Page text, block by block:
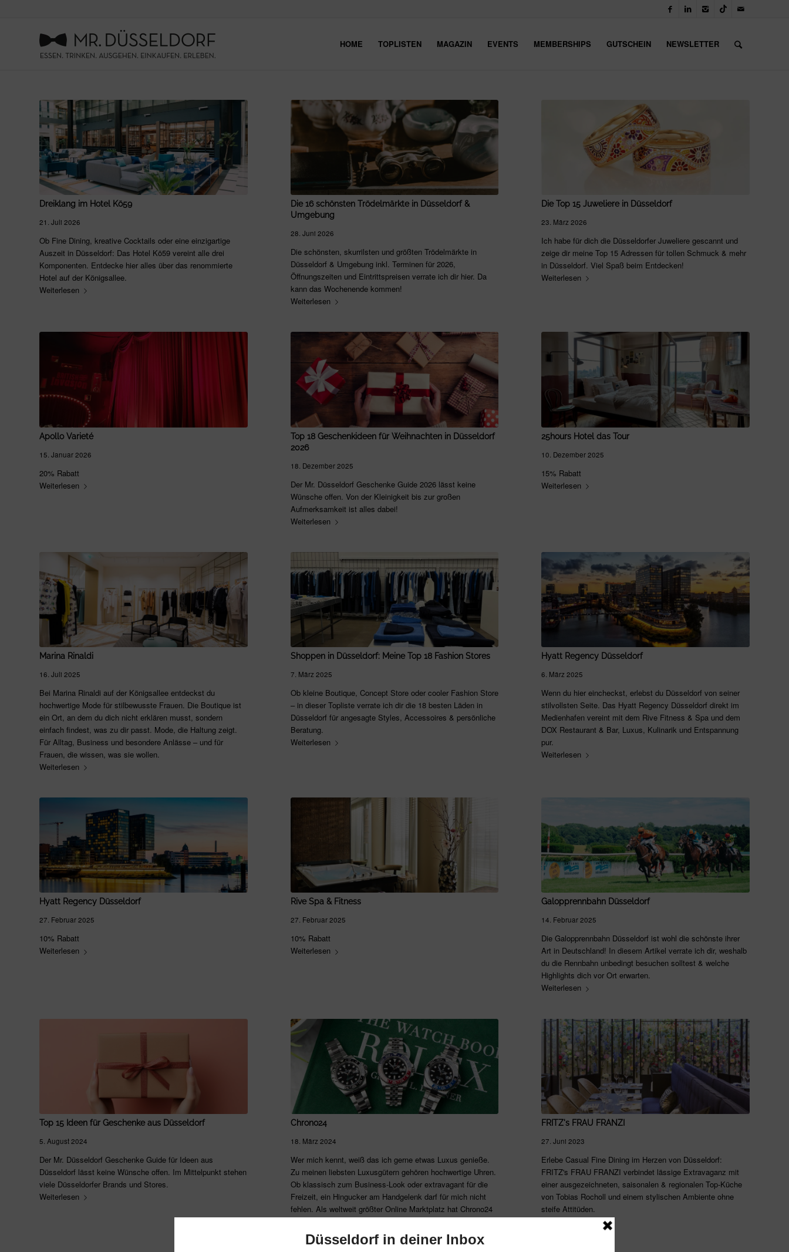
HOME TOPLISTEN MAGAZIN EVENTS MEMBERSHIPS GUTSCHEIN NEWSLETTER
Dreiklang im Hotel Kö59
21. Juli 2026
Ob Fine Dining, kreative Cocktails oder eine einzigartige
Auszeit in Düsseldorf: Das Hotel Kö59 vereint alle drei
Komponenten. Entdecke hier alles über das renommierte
Hotel auf der Königsallee.
Weiterlesen
Die 16 schönsten Trödelmärkte in Düsseldorf &
Umgebung
28. Juni 2026
Die schönsten, skurrilsten und größten Trödelmärkte in
Düsseldorf & Umgebung inkl. Terminen für 2026,
Öffnungszeiten und Eintrittspreisen verrate ich dir hier. Da
kann das Wochenende kommen!
Weiterlesen
Die Top 15 Juweliere in Düsseldorf
23. März 2026
Ich habe für dich die Düsseldorfer Juweliere gescannt und
zeige dir meine Top 15 Adressen für tollen Schmuck & mehr
in Düsseldorf. Viel Spaß beim Entdecken!
Weiterlesen
Apollo Varieté
15. Januar 2026
20% Rabatt
Weiterlesen
Top 18 Geschenkideen für Weihnachten in Düsseldorf
2026
18. Dezember 2025
Der Mr. Düsseldorf Geschenke Guide 2026 lässt keine
Wünsche offen. Von der Kleinigkeit bis zur großen
Aufmerksamkeit ist alles dabei!
Weiterlesen
25hours Hotel das Tour
10. Dezember 2025
15% Rabatt
Weiterlesen
Marina Rinaldi
16. Juli 2025
Bei Marina Rinaldi auf der Königsallee entdeckst du
hochwertige Mode für stilbewusste Frauen. Die Boutique ist
ein Ort, an dem du dich nicht erklären musst, sondern
einfach findest, was zu dir passt. Mode, die Haltung zeigt.
Für Alltag, Business und besondere Anlässe – und für
Frauen, die wissen, was sie wollen.
Weiterlesen
Shoppen in Düsseldorf: Meine Top 18 Fashion Stores
7. März 2025
Ob kleine Boutique, Concept Store oder cooler Fashion Store
– in dieser Topliste verrate ich dir die 18 besten Läden in
Düsseldorf für angesagte Styles, Accessoires & persönliche
Beratung.
Weiterlesen
Hyatt Regency Düsseldorf
6. März 2025
Wenn du hier eincheckst, erlebst du Düsseldorf von seiner
stilvollsten Seite. Das Hyatt Regency Düsseldorf direkt im
Medienhafen vereint mit dem Rive Fitness & Spa und dem
DOX Restaurant & Bar, Luxus, Kulinarik und Entspannung
pur.
Weiterlesen
Hyatt Regency Düsseldorf
27. Februar 2025
10% Rabatt
Weiterlesen
Rive Spa & Fitness
27. Februar 2025
10% Rabatt
Weiterlesen
Galopprennbahn Düsseldorf
14. Februar 2025
Die Galopprennbahn Düsseldorf ist wohl die schönste ihrer
Art in Deutschland! In diesem Artikel verrate ich dir, weshalb
du die Rennbahn unbedingt besuchen solltest & welche
Highlights dich vor Ort erwarten.
Weiterlesen
Top 15 Ideen für Geschenke aus Düsseldorf
5. August 2024
Der Mr. Düsseldorf Geschenke Guide für Ideen aus
Düsseldorf lässt keine Wünsche offen. Im Mittelpunkt stehen
viele Düsseldorfer Brands und Stores.
Weiterlesen
Chrono24
18. März 2024
Wer mich kennt, weiß das ich gerne etwas Luxus genieße.
Zu meinen liebsten Luxusgütern gehören hochwertige Uhren.
Ob klassisch zum Business-Look oder extravagant für die
Freizeit, ein Hingucker am Handgelenk darf für mich nicht
fehlen. Als weltweit größter Online Marktplatz hat Chrono24
eine spannende Umfrage zu Luxusuhren in Deutschland
durchgeführt.
Weiterlesen
FRITZ's FRAU FRANZI
27. Juni 2023
Erlebe Casual Fine Dining im Herzen von Düsseldorf:
FRITZ's FRAU FRANZI verbindet lässige Extravaganz mit
einer ausgezeichneten, saisonalen & regionalen Top-Küche
von Tobias Rocholl und einem stylischen Ambiente ohne
steife Attitüden.
Weiterlesen